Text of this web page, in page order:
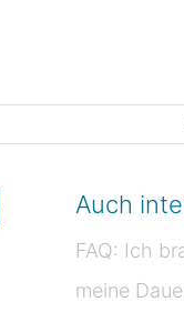
Auch
FAQ: Ich
meine